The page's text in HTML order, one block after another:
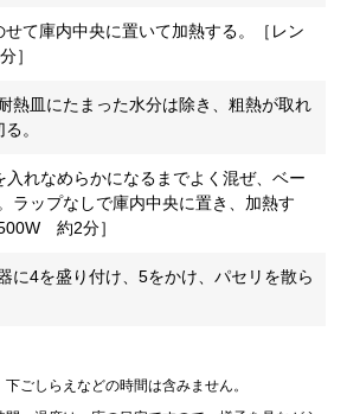
せて庫内中央に置いて加熱する。［レン
］
熱皿にたまった水分は除き、粗熱が取れ
。
入れなめらかになるまでよく混ぜ、ベー
ラップなしで庫内中央に置き、加熱す
約2分］
に4を盛り付け、5をかけ、パセリを散ら
ごしらえなどの時間は含みません。